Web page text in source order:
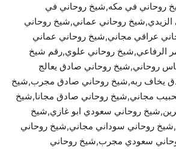
روحاني في مكه,شيخ روحاني في
الزيدي,شيخ روحاني عماني,شيخ روحاني
عراقي مجاني,شيخ روحاني عماني
الرفاعي,شيخ روحاني علوي,رقم شيخ
روحاني,شيخ روحاني صادق يعالج
يخاف ربه,شيخ روحاني صادق مجرب,شيخ
مجاني,شيخ روحاني صادق مجانا,شيخ
روحاني سعودي ابو غازي,شيخ
روحاني سوداني مجاني,شيخ روحاني
سعودي مجرب,شيخ روحاني